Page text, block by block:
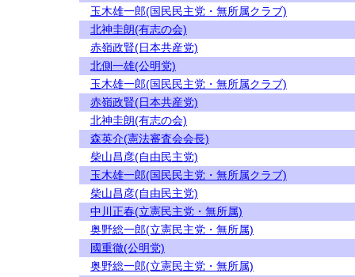
玉木雄一郎(国民民主党・無所属クラブ)
北神圭朗(有志の会)
赤嶺政賢(日本共産党)
北側一雄(公明党)
玉木雄一郎(国民民主党・無所属クラブ)
赤嶺政賢(日本共産党)
北神圭朗(有志の会)
森英介(憲法審査会会長)
柴山昌彦(自由民主党)
玉木雄一郎(国民民主党・無所属クラブ)
柴山昌彦(自由民主党)
中川正春(立憲民主党・無所属)
奥野総一郎(立憲民主党・無所属)
國重徹(公明党)
奥野総一郎(立憲民主党・無所属)